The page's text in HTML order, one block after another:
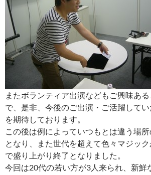
またボランティア出演などもご興味あ
で、是非、今後のご出演・ご活躍して
を期待しております。
この後は例によっていつもとは違う場
となり、また世代を超えて色々マジッ
で盛り上がり終了となりました。
今回は20代の若い方が3人来られ、新鮮